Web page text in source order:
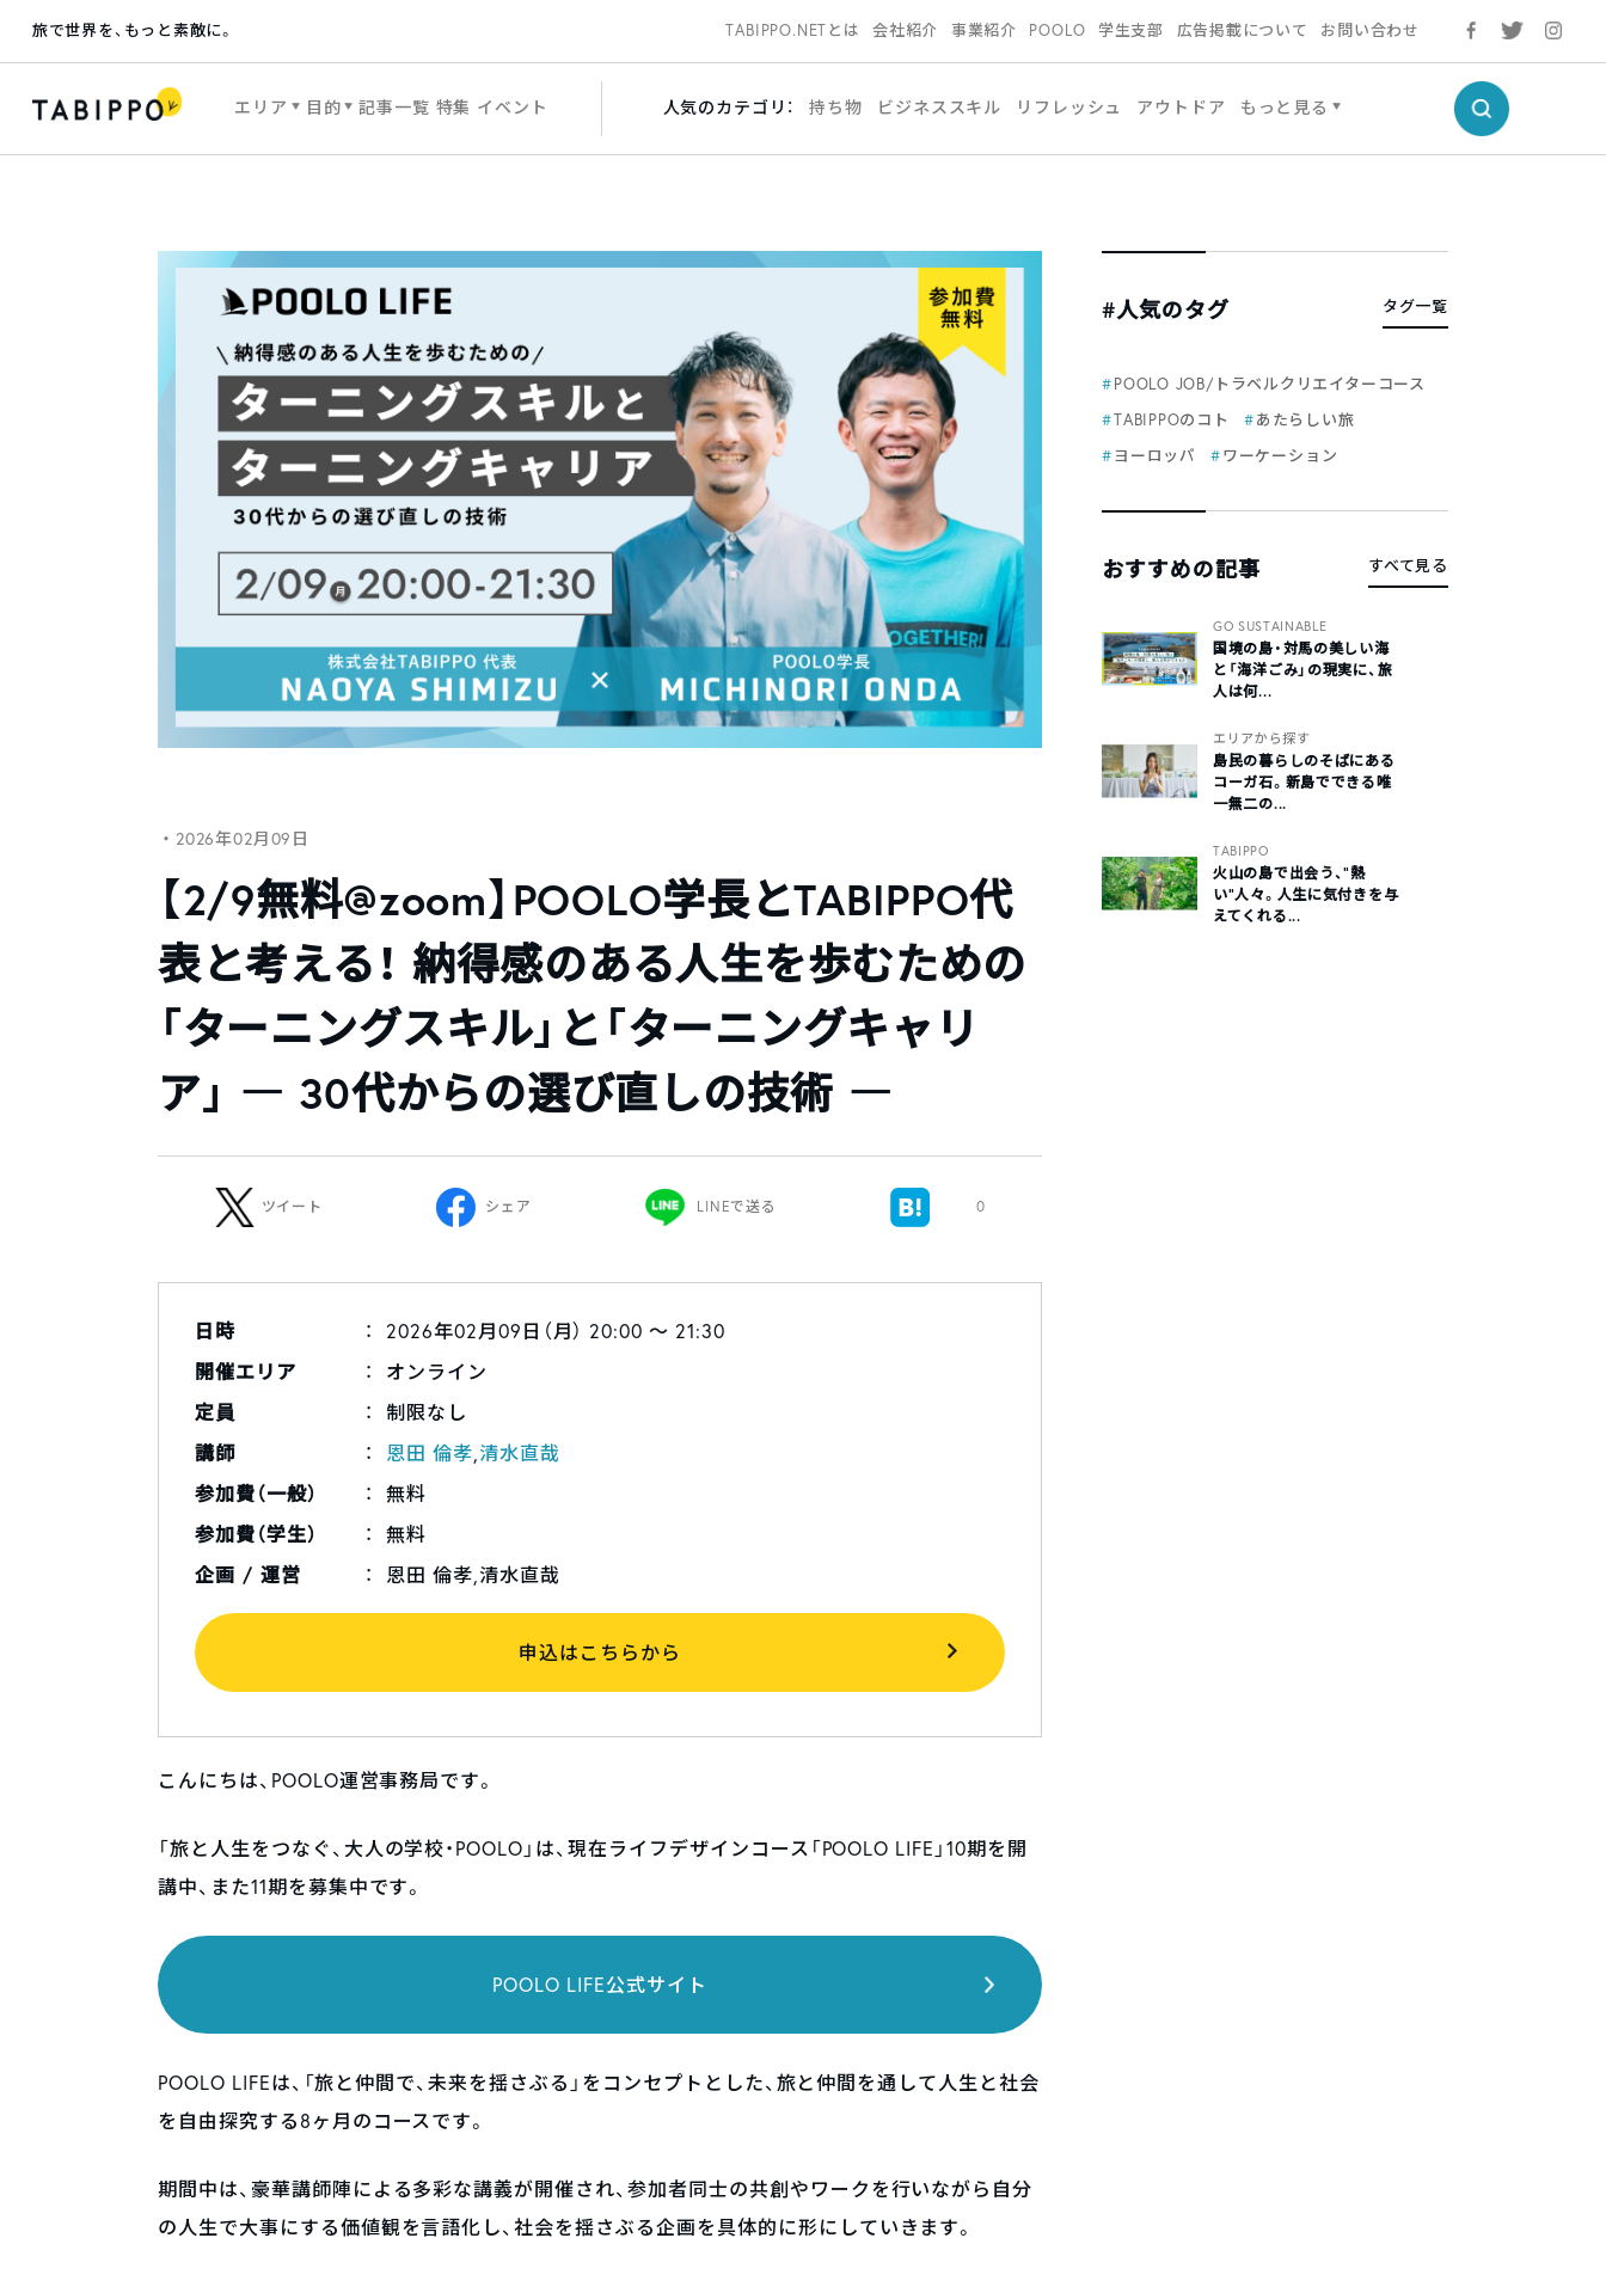
旅で世界を、もっと素敵に。 TABIPPO.NETとは 会社紹介 事業紹介 POOLO 学生支部 広告掲載について お問い合わせ
エリア 目的 記事一覧 特集 イベント 人気のカテゴリ： 持ち物 ビジネススキル リフレッシュ アウトドア もっと見る
・2026年02月09日
【2/9無料@zoom】POOLO学長とTABIPPO代
表と考える！ 納得感のある人生を歩むための
「ターニングスキル」と「ターニングキャリ
ア」 ― 30代からの選び直しの技術 ―
ツイート シェア LINEで送る 0
日時
2026年02月09日（月） 20:00 〜 21:30
開催エリア
オンライン
定員
制限なし
講師
恩田 倫孝 清水直哉
参加費（一般）
無料
参加費（学生）
無料
企画 / 運営
恩田 倫孝,清水直哉
申込はこちらから
こんにちは、POOLO運営事務局です。
「旅と人生をつなぐ、大人の学校・POOLO」は、現在ライフデザインコース「POOLO LIFE」10期を開
講中、また11期を募集中です。
POOLO LIFE公式サイト
POOLO LIFEは、「旅と仲間で、未来を揺さぶる」をコンセプトとした、旅と仲間を通して人生と社会
を自由探究する8ヶ月のコースです。
期間中は、豪華講師陣による多彩な講義が開催され、参加者同士の共創やワークを行いながら自分
の人生で大事にする価値観を言語化し、社会を揺さぶる企画を具体的に形にしていきます。
#人気のタグ タグ一覧
POOLO JOB/トラベルクリエイターコース
TABIPPOのコト
あたらしい旅
ヨーロッパ
ワーケーション
おすすめの記事 すべて見る
GO SUSTAINABLE
国境の島・対馬の美しい海
と「海洋ごみ」の現実に、旅
人は何...
エリアから探す
島民の暮らしのそばにある
コーガ石。新島でできる唯
一無二の...
TABIPPO
火山の島で出会う、“熱
い“人々。人生に気付きを与
えてくれる...